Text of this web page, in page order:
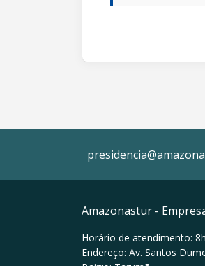
Amazonastur -
Horário de atendimento:
Endereço: Av. Santos